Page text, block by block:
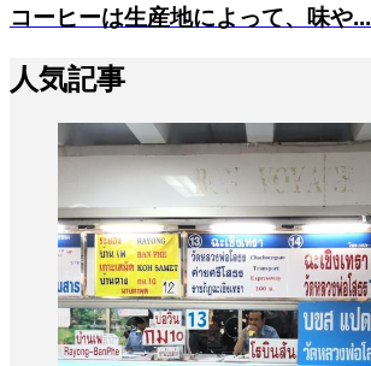
コーヒーは生産地によって、味や...
人気記事